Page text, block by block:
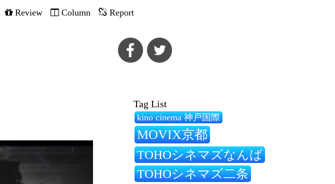
Review Column Report
Tag List
kino cinema 神戸国際
MOVIX京都
TOHOシネマズなんば
TOHOシネマズ二条